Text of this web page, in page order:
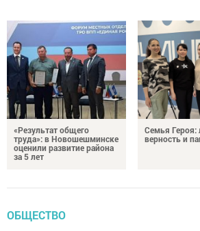
«Результат общего
труда»: в Новошешминске
оценили развитие района
за 5 лет
Семья Героя:
верность и
ОБЩЕСТВО